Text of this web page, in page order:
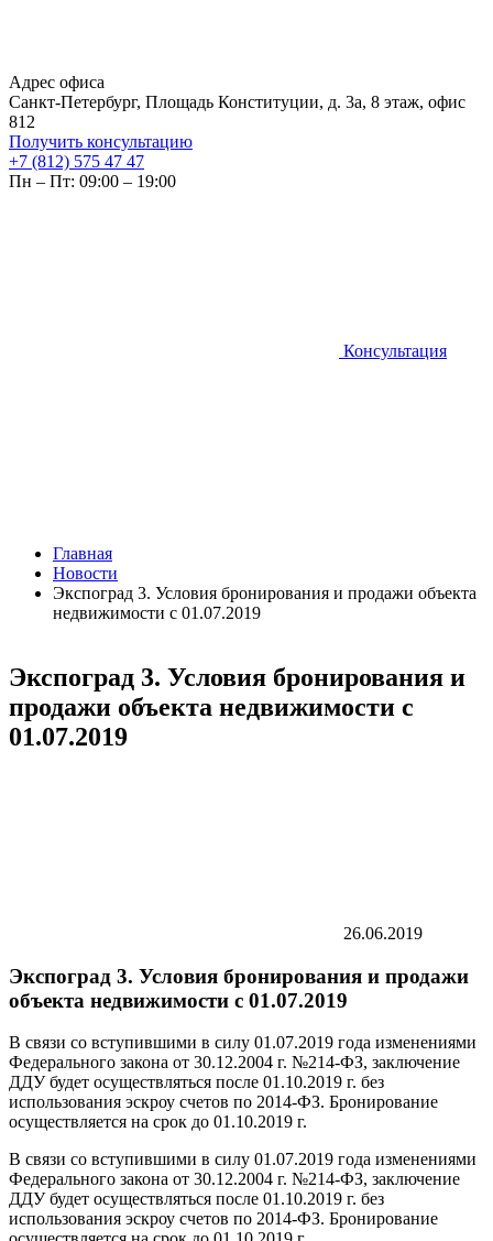
Адрес офиса
Санкт-Петербург, Площадь Конституции, д. 3а, 8 этаж, офис
812
Получить консультацию
+7 (812) 575 47 47
Пн – Пт: 09:00 – 19:00
Консультация
Главная
Новости
Экспоград 3. Условия бронирования и продажи объекта
недвижимости с 01.07.2019
Экспоград 3. Условия бронирования и
продажи объекта недвижимости с
01.07.2019
26.06.2019
Экспоград 3. Условия бронирования и продажи
объекта недвижимости с 01.07.2019
В связи со вступившими в силу 01.07.2019 года изменениями
Федерального закона от 30.12.2004 г. №214-ФЗ, заключение
ДДУ будет осуществляться после 01.10.2019 г. без
использования эскроу счетов по 2014-ФЗ. Бронирование
осуществляется на срок до 01.10.2019 г.
В связи со вступившими в силу 01.07.2019 года изменениями
Федерального закона от 30.12.2004 г. №214-ФЗ, заключение
ДДУ будет осуществляться после 01.10.2019 г. без
использования эскроу счетов по 2014-ФЗ. Бронирование